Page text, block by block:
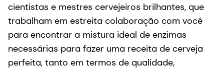
cientistas e mestres cervejeiros brilhantes, que
trabalham em estreita colaboração com você
para encontrar a mistura ideal de enzimas
necessárias para fazer uma receita de cerveja
perfeita, tanto em termos de qualidade,